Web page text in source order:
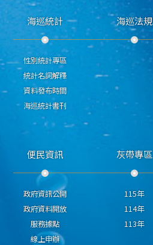
海巡統計
性別統計專區
統計名詞解釋
資料發布時間
海巡統計書刊
海巡法規
便民資訊
政府資訊公開
政府資料開放
服務據點
線上申辦
灰帶專區
115年
114年
113年